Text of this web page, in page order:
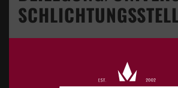
Wir sind nicht bereit oder
Streitbeilegungsverfahren vor